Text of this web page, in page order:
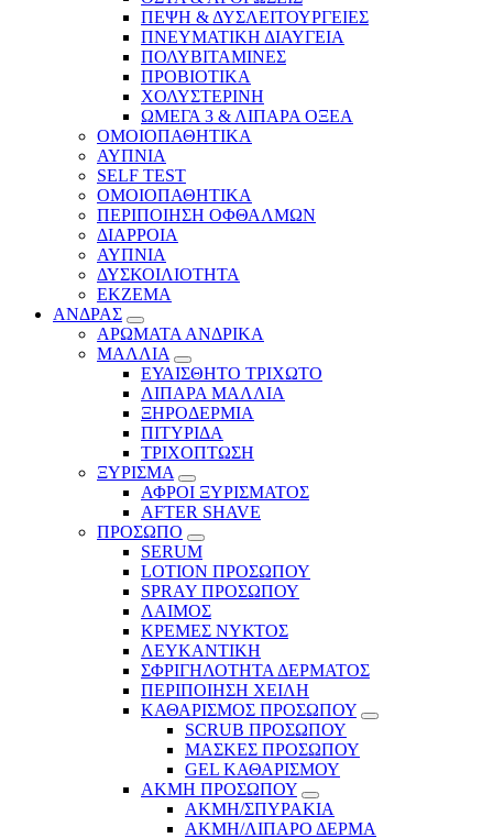
ΠΕΨΗ & ΔΥΣΛΕΙΤΟΥΡΓΕΙΕΣ
ΠΝΕΥΜΑΤΙΚΗ ΔΙΑΥΓΕΙΑ
ΠΟΛΥΒΙΤΑΜΙΝΕΣ
ΠΡΟΒΙΟΤΙΚΑ
ΧΟΛΥΣΤΕΡΙΝΗ
ΩΜΕΓΑ 3 & ΛΙΠΑΡΑ ΟΞΕΑ
ΟΜΟΙΟΠΑΘΗΤΙΚΑ
ΑΥΠΝΙΑ
SELF TEST
ΟΜΟΙΟΠΑΘΗΤΙΚΑ
ΠΕΡΙΠΟΙΗΣΗ ΟΦΘΑΛΜΩΝ
ΔΙΑΡΡΟΙΑ
ΑΥΠΝΙΑ
ΔΥΣΚΟΙΛΙΟΤΗΤΑ
ΕΚΖΕΜΑ
ΑΝΔΡΑΣ
ΑΡΩΜΑΤΑ ΑΝΔΡΙΚΑ
ΜΑΛΛΙΑ
ΕΥΑΙΣΘΗΤΟ ΤΡΙΧΩΤΟ
ΛΙΠΑΡΑ ΜΑΛΛΙΑ
ΞΗΡΟΔΕΡΜΙΑ
ΠΙΤΥΡΙΔΑ
ΤΡΙΧΟΠΤΩΣΗ
ΞΥΡΙΣΜΑ
ΑΦΡΟΙ ΞΥΡΙΣΜΑΤΟΣ
AFTER SHAVE
ΠΡΟΣΩΠΟ
SERUM
LOTION ΠΡΟΣΩΠΟΥ
SPRAY ΠΡΟΣΩΠΟΥ
ΛΑΙΜΟΣ
ΚΡΕΜΕΣ ΝΥΚΤΟΣ
ΛΕΥΚΑΝΤΙΚΗ
ΣΦΡΙΓΗΛΟΤΗΤΑ ΔΕΡΜΑΤΟΣ
ΠΕΡΙΠΟΙΗΣΗ ΧΕΙΛΗ
ΚΑΘΑΡΙΣΜΟΣ ΠΡΟΣΩΠΟΥ
SCRUB ΠΡΟΣΩΠΟΥ
ΜΑΣΚΕΣ ΠΡΟΣΩΠΟΥ
GEL ΚΑΘΑΡΙΣΜΟΥ
ΑΚΜΗ ΠΡΟΣΩΠΟΥ
ΑΚΜΗ/ΣΠΥΡΑΚΙΑ
ΑΚΜΗ/ΛΙΠΑΡΟ ΔΕΡΜΑ